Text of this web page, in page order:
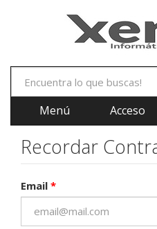
Menú Acceso
Recordar
Email *